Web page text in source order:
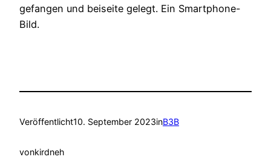
gefangen und beiseite gelegt. Ein Smartphone-
Bild.
Veröffentlicht10. September 2023inB3B
vonkirdneh